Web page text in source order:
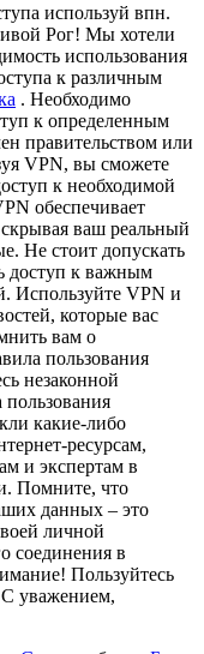
используй впн.
Рог! Мы хотели
использования
к различным
. Необходимо
к определенным
правительством или
VPN, вы сможете
к необходимой
обеспечивает
ваш реальный
Не стоит допускать
доступ к важным
Используйте VPN и
которые вас
вам о
пользования
незаконной
пользования
какие-либо
ресурсам,
и экспертам в
Помните, что
данных – это
личной
соединения в
Пользуйтесь
С уважением,